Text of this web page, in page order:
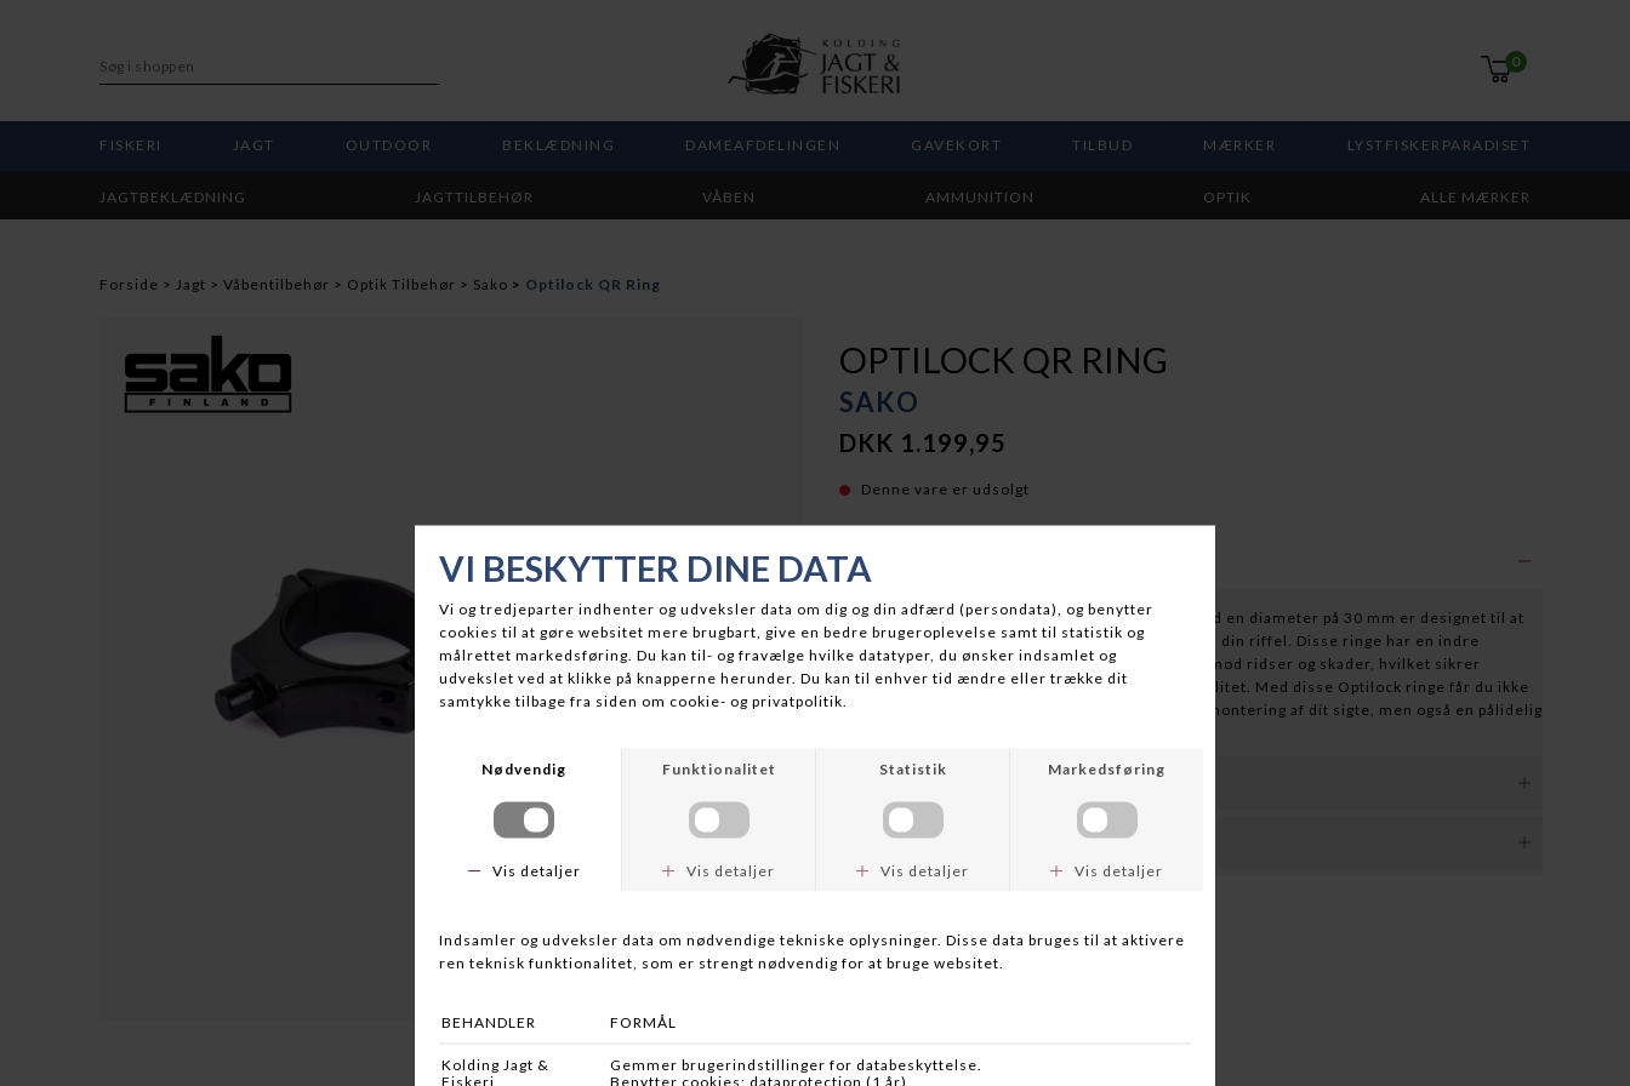
0
FISKERI JAGT OUTDOOR BEKLÆDNING DAMEAFDELINGEN GAVEKORT TILBUD MÆRKER LYSTFISKERPARADISET
JAGTBEKLÆDNING JAGTTILBEHØR VÅBEN AMMUNITION OPTIK ALLE MÆRKER
Forside Jagt Våbentilbehør Optik Tilbehør Sako Optilock QR Ring
OPTILOCK QR RING
SAKO
DKK 1.199,95
Denne vare er udsolgt
BESKRIVELSE
Sako/Tikka Optilock Quick Release stålringe med en diameter på 30 mm er designet til at
sikre hurtig og pålidelig montering af dit sigte på din riffel. Disse ringe har en indre
plastikring, der beskytter kikkertens overflade mod ridser og skader, hvilket sikrer
langvarig ydeevne og bevarelse af din optiks kvalitet. Med disse Optilock ringe får du ikke
kun øget bekvemmelighed ved montering og afmontering af dit sigte, men også en pålidelig
Levering sker med GLS pakkeshop. Vi leverer i øjeblikket til Danmark, Sverige og
GLS er fast pris 49 kr. Du modtager altid en ordrebekræftelse pr. mail og evt. besked, hvis
Våben og enkelte meget tunge produkter sendes ikke.
Dine bestilte varer leveres i løbet af 2-3 arbejdsdage - er varen ikke på lager, kan der
RETURNERING
Bemærk også at ved returnering er du ansvarlig for at produktet er pakket forsvarligt ind
Nogle varer/produkter kan i kraft af deres art ikke sendes retur med posten. Det er bla.